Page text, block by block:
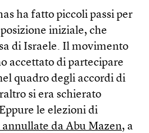
ha fatto piccoli passi per
iniziale, che
di Israele. Il movimento
accettato di partecipare
quadro degli accordi di
si era schierato
le elezioni di
annullate da Abu Mazen, a